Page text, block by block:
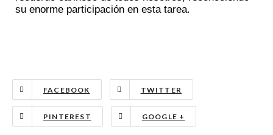
su enorme participación en esta tarea.
FACEBOOK TWITTER
PINTEREST GOOGLE +